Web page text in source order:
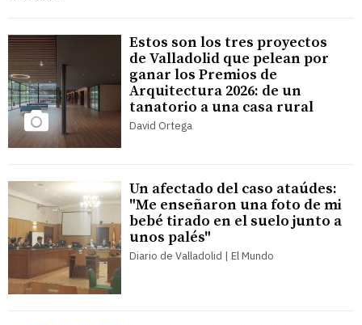
Estos son los tres proyectos
de Valladolid que pelean por
ganar los Premios de
Arquitectura 2026: de un
tanatorio a una casa rural
David Ortega
Un afectado del caso ataúdes:
"Me enseñaron una foto de mi
bebé tirado en el suelo junto a
unos palés"
Diario de Valladolid | El Mundo